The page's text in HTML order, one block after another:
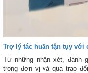
Trợ lý tác huấn tận tụy với
Từ những nhận xét, đánh
trong đơn vị và qua trao